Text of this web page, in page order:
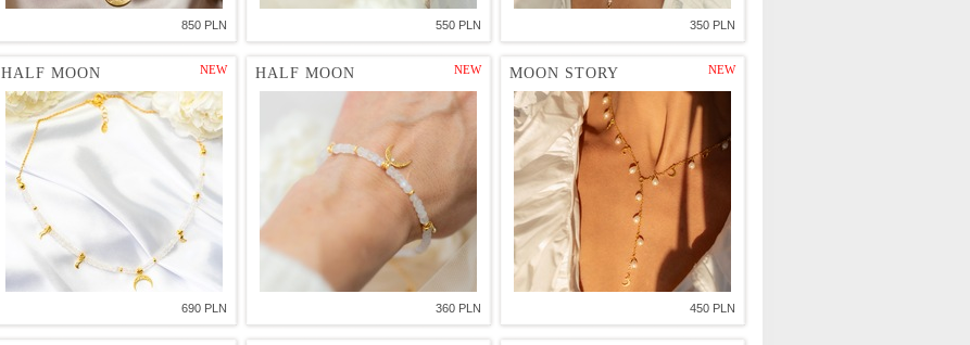
850 PLN 550 PLN 350 PLN
HALF MOON NEW
690 PLN
HALF MOON NEW
360 PLN
MOON STORY NEW
450 PLN